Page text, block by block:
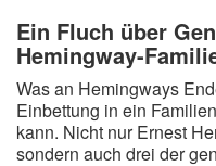
Ein Fluch über
Hemingway-
Was an Hemingways
Einbettung in ein
kann. Nicht nur Ernest
sondern auch drei der